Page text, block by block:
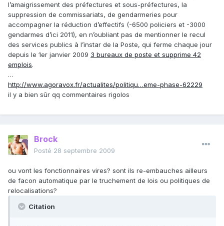
l’amaigrissement des préfectures et sous-préfectures, la
suppression de commissariats, de gendarmeries pour
accompagner la réduction d’effectifs (-6500 policiers et -3000
gendarmes d’ici 2011), en n’oubliant pas de mentionner le recul
des services publics à l’instar de la Poste, qui ferme chaque jour
depuis le 1er janvier 2009 3 bureaux de poste et supprime 42
emplois.
…
http://www.agoravox.fr/actualites/politiqu…eme-phase-62229
il y a bien sûr qq commentaires rigolos
Brock
Posté 28 septembre 2009
ou vont les fonctionnaires vires? sont ils re-embauches ailleurs
de facon automatique par le truchement de lois ou politiques de
relocalisations?
Citation